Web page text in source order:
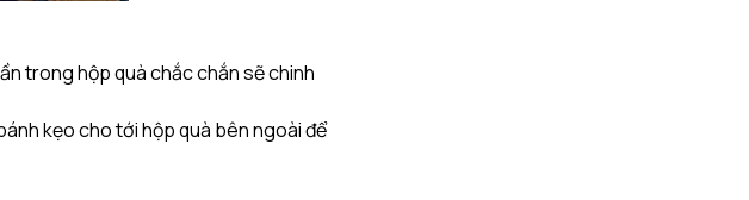
trong hộp quà chắc chắn sẽ chinh
kẹo cho tới hộp quà bên ngoài để